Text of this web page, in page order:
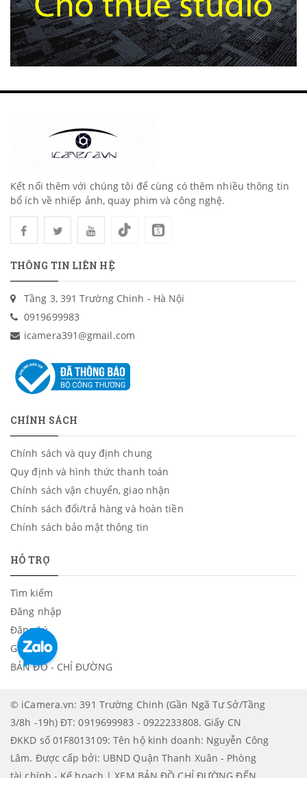
Kết nối thêm với chúng tôi để cùng có thêm nhiều thông tin
bổ ích về nhiếp ảnh, quay phim và công nghệ.
THÔNG TIN LIÊN HỆ
Tầng 3, 391 Trường Chinh - Hà Nội
0919699983
icamera391@gmail.com
CHÍNH SÁCH
Chính sách và quy định chung
Quy định và hình thức thanh toán
Chính sách vận chuyển, giao nhận
Chính sách đổi/trả hàng và hoàn tiền
Chính sách bảo mật thông tin
HỖ TRỢ
Tìm kiếm
Đăng nhập
Đăng ký
Giỏ hàng
BẢN ĐỒ - CHỈ ĐƯỜNG
© iCamera.vn: 391 Trường Chinh (Gần Ngã Tư Sở/Tầng
3/8h -19h) ĐT: 0919699983 - 0922233808. Giấy CN
ĐKKD số 01F8013109: Tên hộ kinh doanh: Nguyễn Công
Lâm. Được cấp bởi: UBND Quận Thanh Xuân - Phòng
tài chính - Kế hoạch | XEM BẢN ĐỒ CHỈ ĐƯỜNG ĐẾN